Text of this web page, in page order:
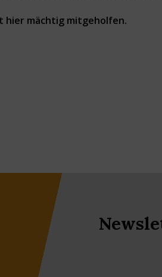
hier mächtig mitgeholfen.